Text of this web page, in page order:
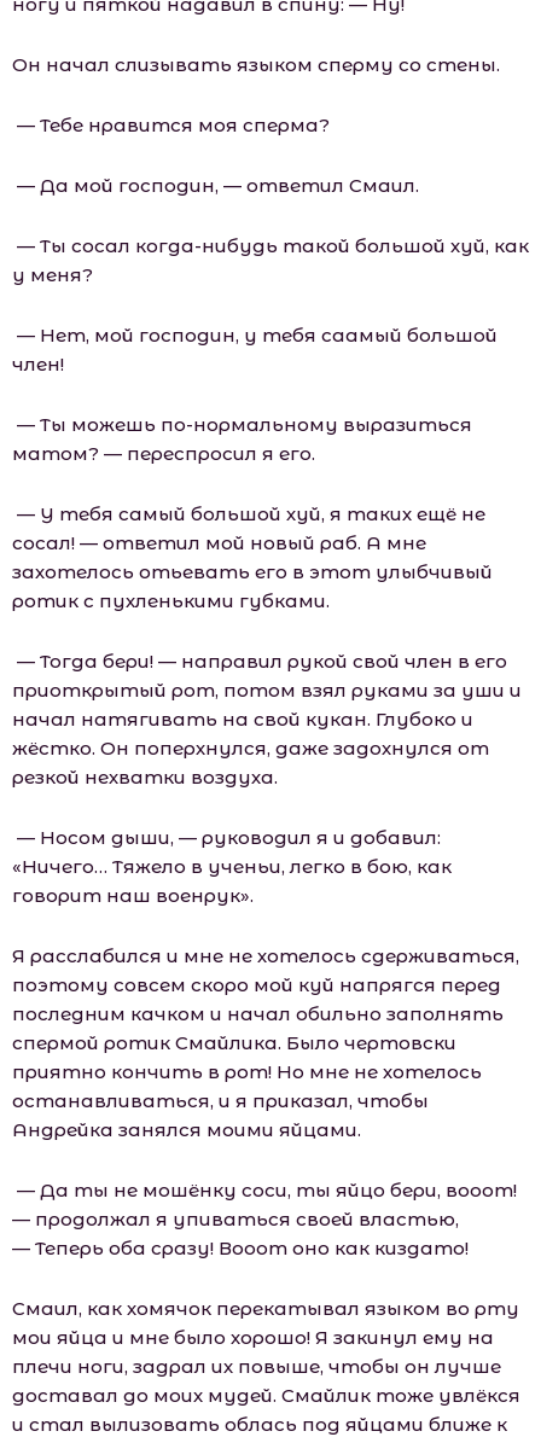
Он начал слизывать языком сперму со стены.
— Тебе нравится моя сперма?
— Да мой господин, — ответил Смаил.
— Ты сосал когда-нибудь такой большой хуй, как
у меня?
— Нет, мой господин, у тебя саамый большой
член!
— Ты можешь по-нормальному выразиться
матом? — переспросил я его.
— У тебя самый большой хуй, я таких ещё не
сосал! — ответил мой новый раб. А мне
захотелось отьевать его в этот улыбчивый
ротик с пухленькими губками.
— Тогда бери! — направил рукой свой член в его
приоткрытый рот, потом взял руками за уши и
начал натягивать на свой кукан. Глубоко и
жёстко. Он поперхнулся, даже задохнулся от
резкой нехватки воздуха.
— Носом дыши, — руководил я и добавил:
«Ничего… Тяжело в ученьи, легко в бою, как
говорит наш военрук».
Я расслабился и мне не хотелось сдерживаться,
поэтому совсем скоро мой куй напрягся перед
последним качком и начал обильно заполнять
спермой ротик Смайлика. Было чертовски
приятно кончить в рот! Но мне не хотелось
останавливаться, и я приказал, чтобы
Андрейка занялся моими яйцами.
— Да ты не мошёнку соси, ты яйцо бери, вооот!
— продолжал я упиваться своей властью,
— Теперь оба сразу! Вооот оно как киздато!
Смаил, как хомячок перекатывал языком во рту
мои яйца и мне было хорошо! Я закинул ему на
плечи ноги, задрал их повыше, чтобы он лучше
доставал до моих мудей. Смайлик тоже увлёкся
и стал вылизовать облась под яйцами ближе к